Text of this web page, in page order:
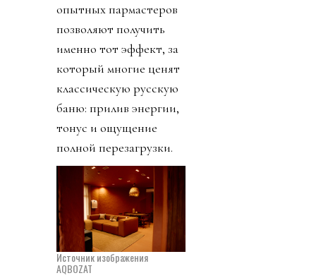
опытных пармастеров
позволяют получить
именно тот эффект, за
который многие ценят
классическую русскую
баню: прилив энергии,
тонус и ощущение
полной перезагрузки.
Источник изображения
AQBOZAT